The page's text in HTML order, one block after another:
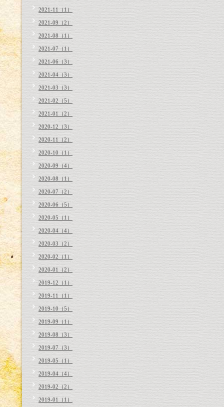
2021-11（1）
2021-09（2）
2021-08（1）
2021-07（1）
2021-06（3）
2021-04（3）
2021-03（3）
2021-02（5）
2021-01（2）
2020-12（3）
2020-11（2）
2020-10（1）
2020-09（4）
2020-08（1）
2020-07（2）
2020-06（5）
2020-05（1）
2020-04（4）
2020-03（2）
2020-02（1）
2020-01（2）
2019-12（1）
2019-11（1）
2019-10（5）
2019-09（1）
2019-08（3）
2019-07（3）
2019-05（1）
2019-04（4）
2019-02（2）
2019-01（1）